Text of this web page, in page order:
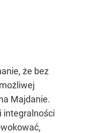
że bez
Majdanie.
integralności